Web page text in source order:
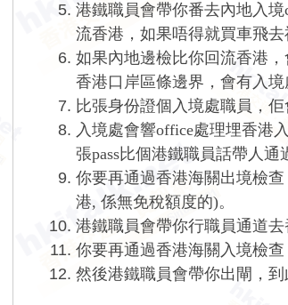
港鐵職員會帶你番去內地入境
流香港，如果唔得就買車飛去
如果內地邊檢 比你回流香港
香港口岸區條邊界，會有入
比張身份證個入境處職員，
入境處會響office處理埋香港
張pass比個港鐵職員話帶人通
你要再通過香港海關出境檢
港, 係無免稅額度的)。
港鐵職員會帶你行職員通道
你要再通過香港海關入境檢
然後港鐵職員會帶你出閘，到